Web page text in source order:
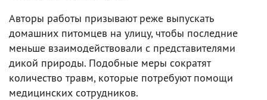
Авторы работы призывают реже выпускать
домашних питомцев на улицу, чтобы последние
меньше взаимодействовали с представителями
дикой природы. Подобные меры сократят
количество травм, которые потребуют помощи
медицинских сотрудников.